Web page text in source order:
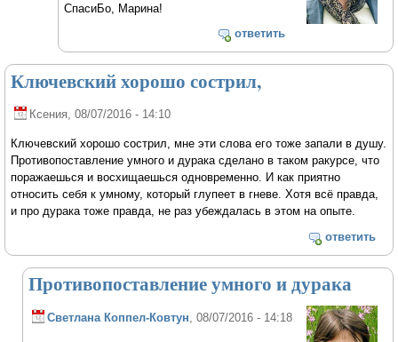
СпасиБо, Марина!
ответить
Ключевский хорошо сострил,
Ксения, 08/07/2016 - 14:10
Ключевский хорошо сострил, мне эти слова его тоже запали в душу.
Противопоставление умного и дурака сделано в таком ракурсе, что
поражаешься и восхищаешься одновременно. И как приятно
относить себя к умному, который глупеет в гневе. Хотя всё правда,
и про дурака тоже правда, не раз убеждалась в этом на опыте.
ответить
Противопоставление умного и дурака
Светлана Коппел-Ковтун, 08/07/2016 - 14:18